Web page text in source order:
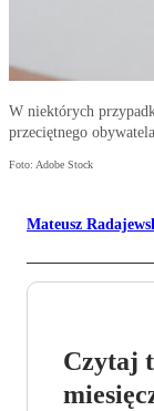
W niektórych
przeciętnego
Foto: Adobe Stock
Mateusz
Czytaj